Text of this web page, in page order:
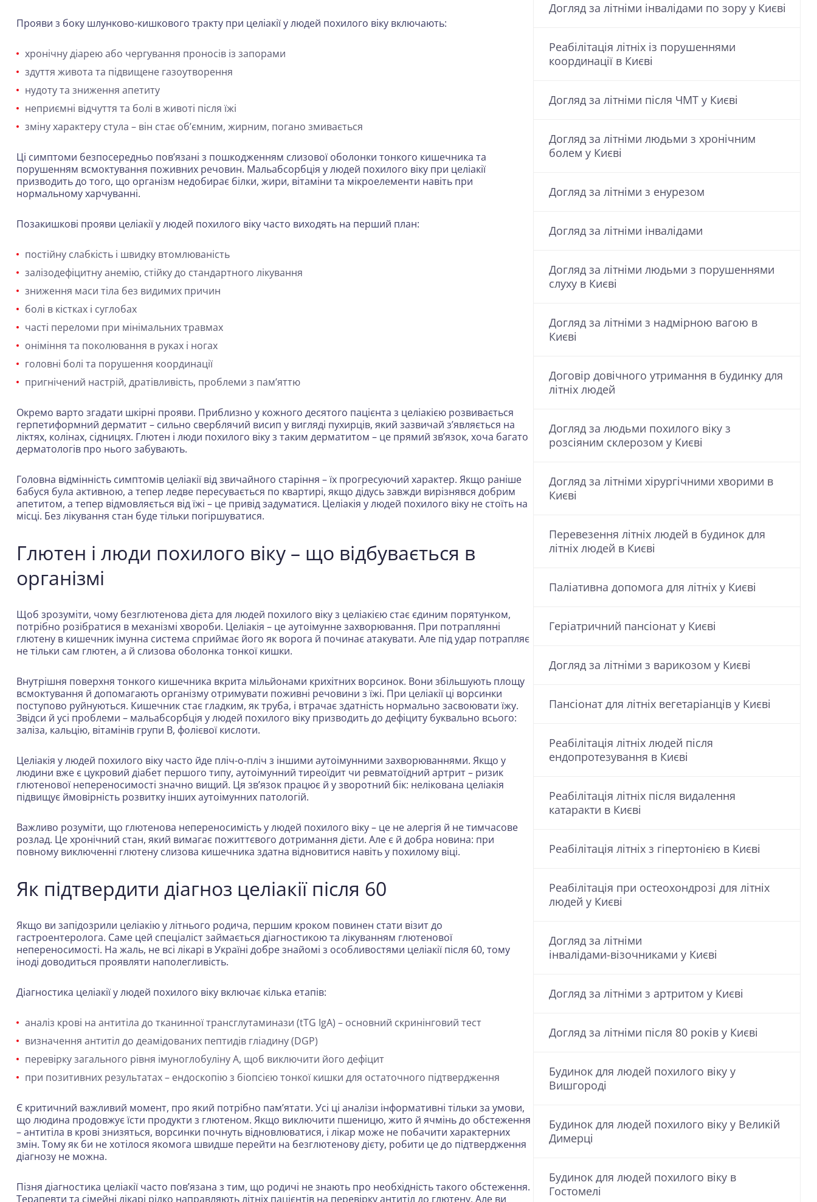
Прояви з боку шлунково-кишкового тракту при целіакії у людей похилого віку включають:
хронічну діарею або чергування проносів із запорами
здуття живота та підвищене газоутворення
нудоту та зниження апетиту
неприємні відчуття та болі в животі після їжі
зміну характеру стула – він стає об’ємним, жирним, погано змивається
Ці симптоми безпосередньо пов’язані з пошкодженням слизової оболонки тонкого кишечника та
порушенням всмоктування поживних речовин. Мальабсорбція у людей похилого віку при целіакії
призводить до того, що організм недобирає білки, жири, вітаміни та мікроелементи навіть при
нормальному харчуванні.
Позакишкові прояви целіакії у людей похилого віку часто виходять на перший план:
постійну слабкість і швидку втомлюваність
залізодефіцитну анемію, стійку до стандартного лікування
зниження маси тіла без видимих причин
болі в кістках і суглобах
часті переломи при мінімальних травмах
оніміння та поколювання в руках і ногах
головні болі та порушення координації
пригнічений настрій, дратівливість, проблеми з пам’яттю
Окремо варто згадати шкірні прояви. Приблизно у кожного десятого пацієнта з целіакією розвивається
герпетиформний дерматит – сильно сверблячий висип у вигляді пухирців, який зазвичай з’являється на
ліктях, колінах, сідницях. Глютен і люди похилого віку з таким дерматитом – це прямий зв’язок, хоча багато
дерматологів про нього забувають.
Головна відмінність симптомів целіакії від звичайного старіння – їх прогресуючий характер. Якщо раніше
бабуся була активною, а тепер ледве пересувається по квартирі, якщо дідусь завжди вирізнявся добрим
апетитом, а тепер відмовляється від їжі – це привід задуматися. Целіакія у людей похилого віку не стоїть на
місці. Без лікування стан буде тільки погіршуватися.
Глютен і люди похилого віку – що відбувається в
організмі
Щоб зрозуміти, чому безглютенова дієта для людей похилого віку з целіакією стає єдиним порятунком,
потрібно розібратися в механізмі хвороби. Целіакія – це аутоімунне захворювання. При потраплянні
глютену в кишечник імунна система сприймає його як ворога й починає атакувати. Але під удар потрапляє
не тільки сам глютен, а й слизова оболонка тонкої кишки.
Внутрішня поверхня тонкого кишечника вкрита мільйонами крихітних ворсинок. Вони збільшують площу
всмоктування й допомагають організму отримувати поживні речовини з їжі. При целіакії ці ворсинки
поступово руйнуються. Кишечник стає гладким, як труба, і втрачає здатність нормально засвоювати їжу.
Звідси й усі проблеми – мальабсорбція у людей похилого віку призводить до дефіциту буквально всього:
заліза, кальцію, вітамінів групи B, фолієвої кислоти.
Целіакія у людей похилого віку часто йде пліч-о-пліч з іншими аутоімунними захворюваннями. Якщо у
людини вже є цукровий діабет першого типу, аутоімунний тиреоїдит чи ревматоїдний артрит– ризик
глютенової непереносимості значно вищий. Ця зв’язок працює й у зворотний бік: нелікована целіакія
підвищує ймовірність розвитку інших аутоімунних патологій.
Важливо розуміти, що глютенова непереносимість у людей похилого віку – це не алергія й не тимчасове
розлад. Це хронічний стан, який вимагає пожиттєвого дотримання дієти. Але є й добра новина: при
повному виключенні глютену слизова кишечника здатна відновитися навіть у похилому віці.
Як підтвердити діагноз целіакії після 60
Якщо ви запідозрили целіакію у літнього родича, першим кроком повинен стати візит до
гастроентеролога. Саме цей спеціаліст займається діагностикою та лікуванням глютенової
непереносимості. На жаль, не всі лікарі в Україні добре знайомі з особливостями целіакії після 60, тому
іноді доводиться проявляти наполегливість.
Діагностика целіакії у людей похилого віку включає кілька етапів:
аналіз крові на антитіла до тканинної трансглутаминази (tTG IgA) – основний скринінговий тест
визначення антитіл до деамідованих пептидів гліадину (DGP)
перевірку загального рівня імуноглобуліну A, щоб виключити його дефіцит
при позитивних результатах – ендоскопію з біопсією тонкої кишки для остаточного підтвердження
Є критичний важливий момент, про який потрібно пам’ятати. Усі ці аналізи інформативні тільки за умови,
що людина продовжує їсти продукти з глютеном. Якщо виключити пшеницю, жито й ячмінь до обстеження
– антитіла в крові знизяться, ворсинки почнуть відновлюватися, і лікар може не побачити характерних
змін. Тому як би не хотілося якомога швидше перейти на безглютенову дієту, робити це до підтвердження
діагнозу не можна.
Пізня діагностика целіакії часто пов’язана з тим, що родичі не знають про необхідність такого обстеження.
Терапевти та сімейні лікарі рідко направляють літніх пацієнтів на перевірку антитіл до глютену. Але ви
Догляд за літніми інвалідами по зору у Києві
Реабілітація літніх із порушеннями
координації в Києві
Догляд за літніми після ЧМТ у Києві
Догляд за літніми людьми з хронічним
болем у Києві
Догляд за літніми з енурезом
Догляд за літніми інвалідами
Догляд за літніми людьми з порушеннями
слуху в Києві
Догляд за літніми з надмірною вагою в
Києві
Договір довічного утримання в будинку для
літніх людей
Догляд за людьми похилого віку з
розсіяним склерозом у Києві
Догляд за літніми хірургічними хворими в
Києві
Перевезення літніх людей в будинок для
літніх людей в Києві
Паліативна допомога для літніх у Києві
Геріатричний пансіонат у Києві
Догляд за літніми з варикозом у Києві
Пансіонат для літніх вегетаріанців у Києві
Реабілітація літніх людей після
ендопротезування в Києві
Реабілітація літніх після видалення
катаракти в Києві
Реабілітація літніх з гіпертонією в Києві
Реабілітація при остеохондрозі для літніх
людей у Києві
Догляд за літніми
інвалідами-візочниками у Києві
Догляд за літніми з артритом у Києві
Догляд за літніми після 80 років у Києві
Будинок для людей похилого віку у
Вишгороді
Будинок для людей похилого віку у Великій
Димерці
Будинок для людей похилого віку в
Гостомелі